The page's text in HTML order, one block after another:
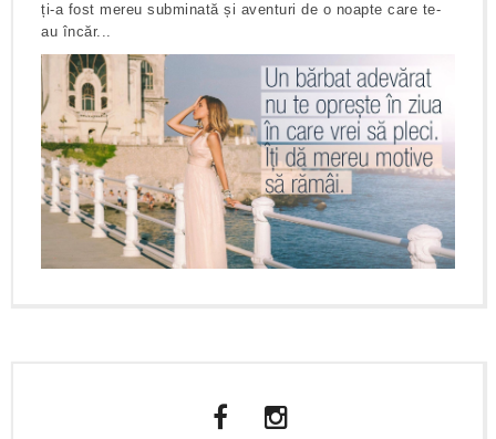
ți-a fost mereu subminată și aventuri de o noapte care te-
au încăr...